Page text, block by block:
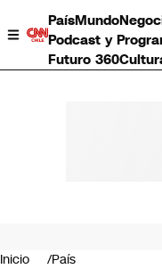
PaísMundo
Podcast y
Futuro 360
Negocios
Inicio País